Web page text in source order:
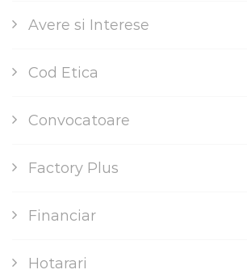
Avere si Interese
Cod Etica
Convocatoare
Factory Plus
Financiar
Hotarari